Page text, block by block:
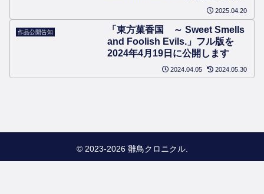
2025.04.20
作品公開告知
「東方菓香国 ～ Sweet Smells
and Foolish Evils.」フル版を
2024年4月19日に公開します
2024.04.05 2024.05.30
© 2023-2026 雛鳥クロニクル.